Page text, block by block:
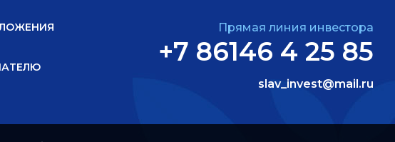
Прямая линия инвестора
+7 86146 4 25 85
slav_invest@mail.ru